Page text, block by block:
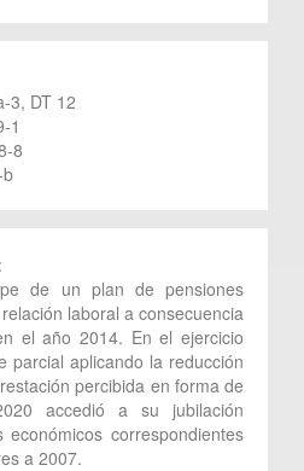
3, DT 12
1
8
de un plan de pensiones
laboral a consecuencia
el año 2014. En el ejercicio
parcial aplicando la reducción
percibida en forma de
accedió a su jubilación
económicos correspondientes
a 2007.